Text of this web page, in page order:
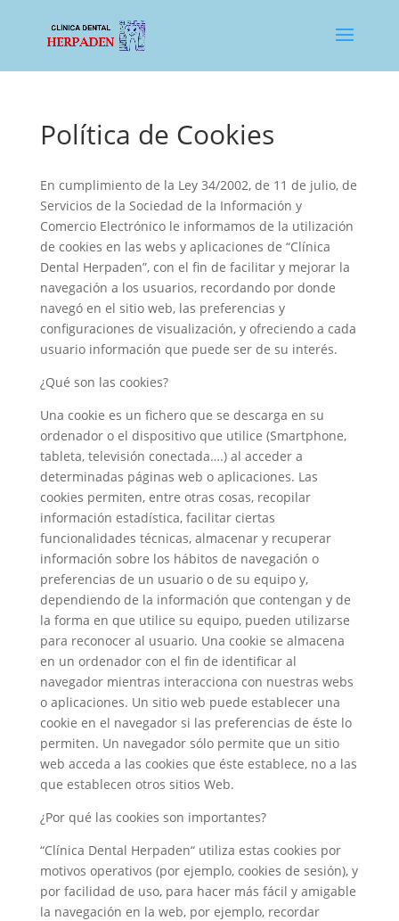
Política de Cookies
En cumplimiento de la Ley 34/2002, de 11 de julio, de
Servicios de la Sociedad de la Información y
Comercio Electrónico le informamos de la utilización
de cookies en las webs y aplicaciones de “Clínica
Dental Herpaden”, con el fin de facilitar y mejorar la
navegación a los usuarios, recordando por donde
navegó en el sitio web, las preferencias y
configuraciones de visualización, y ofreciendo a cada
usuario información que puede ser de su interés.
¿Qué son las cookies?
Una cookie es un fichero que se descarga en su
ordenador o el dispositivo que utilice (Smartphone,
tableta, televisión conectada….) al acceder a
determinadas páginas web o aplicaciones. Las
cookies permiten, entre otras cosas, recopilar
información estadística, facilitar ciertas
funcionalidades técnicas, almacenar y recuperar
información sobre los hábitos de navegación o
preferencias de un usuario o de su equipo y,
dependiendo de la información que contengan y de
la forma en que utilice su equipo, pueden utilizarse
para reconocer al usuario. Una cookie se almacena
en un ordenador con el fin de identificar al
navegador mientras interacciona con nuestras webs
o aplicaciones. Un sitio web puede establecer una
cookie en el navegador si las preferencias de éste lo
permiten. Un navegador sólo permite que un sitio
web acceda a las cookies que éste establece, no a las
que establecen otros sitios Web.
¿Por qué las cookies son importantes?
“Clínica Dental Herpaden“ utiliza estas cookies por
motivos operativos (por ejemplo, cookies de sesión), y
por facilidad de uso, para hacer más fácil y amigable
la navegación en la web, por ejemplo, recordar